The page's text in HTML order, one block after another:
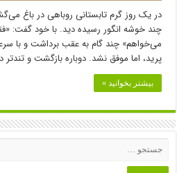
در یک روز گرم تابستانی روباهی در باغ
چند خوشه انگور رسیده دید. با خود گفت:
می‌خواهم» چند گام به عقب برداشت و با
پرید، اما موفق نشد. دوباره بازگشت و تندتر
بیشتر بخوانید »